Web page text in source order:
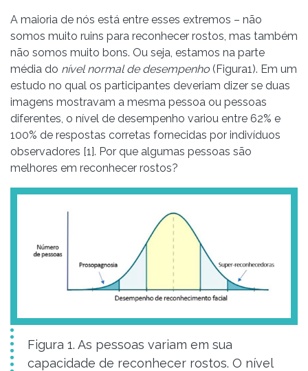
A maioria de nós está entre esses extremos – não
somos muito ruins para reconhecer rostos, mas também
não somos muito bons. Ou seja, estamos na parte
média do nível normal de desempenho (Figura1). Em um
estudo no qual os participantes deveriam dizer se duas
imagens mostravam a mesma pessoa ou pessoas
diferentes, o nível de desempenho variou entre 62% e
100% de respostas corretas fornecidas por indivíduos
observadores [1]. Por que algumas pessoas são
melhores em reconhecer rostos?
Figura 1. As pessoas variam em sua
capacidade de reconhecer rostos. O nível